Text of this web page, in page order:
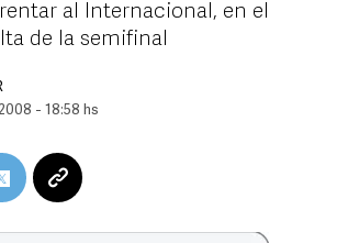
al Internacional, en el
de la semifinal
- 18:58 hs